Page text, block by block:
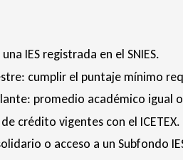
IES registrada en el SNIES.
cumplir el puntaje mínimo
promedio académico igual
crédito vigentes con el ICETEX.
o acceso a un Subfondo